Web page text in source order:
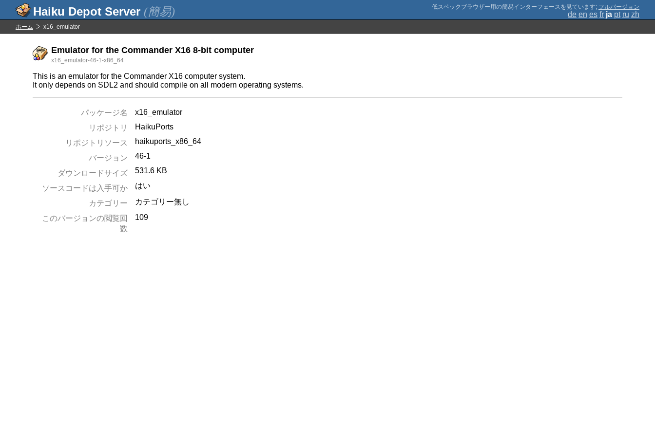
(簡易) ; フルバージョン
de en es fr ja pt ru zh
ホーム x16_emulator
Emulator for the Commander X16 8-bit computer
x16_emulator-46-1-x86_64
This is an emulator for the Commander X16 computer system.
It only depends on SDL2 and should compile on all modern operating systems.
パッケージ名
x16_emulator
リポジトリ
HaikuPorts
リポジトリソース
haikuports_x86_64
バージョン
46-1
ダウンロードサイズ 531.6 KB
ソースコードは入手可か はい
カテゴリー
カテゴリー無し
このバージョンの閲覧回
数
109